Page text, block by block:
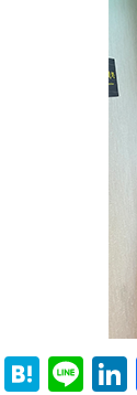
Fa H
Li